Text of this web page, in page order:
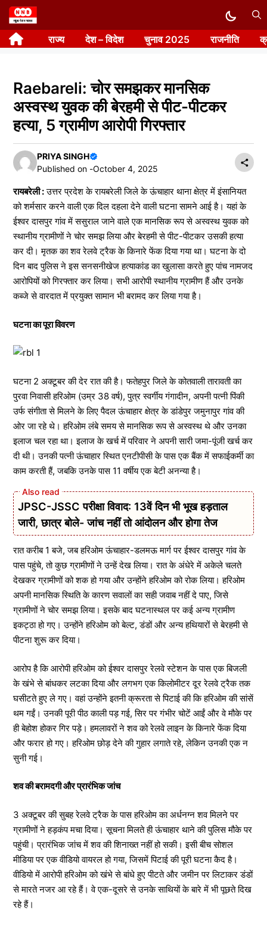
Skip
to
content राज्य देश – विदेश चुनाव 2025 राजनीति
Raebareli: चोर समझकर मानसिक
अस्वस्थ युवक की बेरहमी से पीट-पीटकर
हत्या, 5 ग्रामीण आरोपी गिरफ्तार
PRIYA SINGH
Published on -October 4, 2025
रायबरेली :उत्तर प्रदेश के रायबरेली जिले के ऊंचाहार थाना क्षेत्र में इंसानियत
को शर्मसार करने वाली एक दिल दहला देने वाली घटना सामने आई है। यहां के
ईश्वर दासपुर गांव में ससुराल जाने वाले एक मानसिक रूप से अस्वस्थ युवक को
स्थानीय ग्रामीणों ने चोर समझ लिया और बेरहमी से पीट-पीटकर उसकी हत्या
कर दी। मृतक का शव रेलवे ट्रैक के किनारे फेंक दिया गया था। घटना के दो
दिन बाद पुलिस ने इस सनसनीखेज हत्याकांड का खुलासा करते हुए पांच नामजद
आरोपियों को गिरफ्तार कर लिया। सभी आरोपी स्थानीय ग्रामीण हैं और उनके
कब्जे से वारदात में प्रयुक्त सामान भी बरामद कर लिया गया है।
घटना का पूरा विवरण
घटना 2 अक्टूबर की देर रात की है। फतेहपुर जिले के कोतवाली तारावती का
पुरवा निवासी हरिओम (उम्र 38 वर्ष), पुत्र स्वर्गीय गंगादीन, अपनी पत्नी पिंकी
उर्फ संगीता से मिलने के लिए पैदल ऊंचाहार क्षेत्र के डांडेपुर जमुनापुर गांव की
ओर जा रहे थे। हरिओम लंबे समय से मानसिक रूप से अस्वस्थ थे और उनका
इलाज चल रहा था। इलाज के खर्च में परिवार ने अपनी सारी जमा-पूंजी खर्च कर
दी थी। उनकी पत्नी ऊंचाहार स्थित एनटीपीसी के पास एक बैंक में सफाईकर्मी का
काम करती हैं, जबकि उनके पास 11 वर्षीय एक बेटी अनन्या है।
JPSC-JSSC परीक्षा विवाद: 13वें दिन भी भूख हड़ताल
जारी, छात्र बोले- जांच नहीं तो आंदोलन और होगा तेज
रात करीब 1 बजे, जब हरिओम ऊंचाहार-डलमऊ मार्ग पर ईश्वर दासपुर गांव के
पास पहुंचे, तो कुछ ग्रामीणों ने उन्हें देख लिया। रात के अंधेरे में अकेले चलते
देखकर ग्रामीणों को शक हो गया और उन्होंने हरिओम को रोक लिया। हरिओम
अपनी मानसिक स्थिति के कारण सवालों का सही जवाब नहीं दे पाए, जिसे
ग्रामीणों ने चोर समझ लिया। इसके बाद घटनास्थल पर कई अन्य ग्रामीण
इकट्ठा हो गए। उन्होंने हरिओम को बेल्ट, डंडों और अन्य हथियारों से बेरहमी से
पीटना शुरू कर दिया।
आरोप है कि आरोपी हरिओम को ईश्वर दासपुर रेलवे स्टेशन के पास एक बिजली
के खंभे से बांधकर लटका दिया और लगभग एक किलोमीटर दूर रेलवे ट्रैक तक
घसीटते हुए ले गए। वहां उन्होंने इतनी क्रूरता से पिटाई की कि हरिओम की सांसें
थम गईं। उनकी पूरी पीठ काली पड़ गई, सिर पर गंभीर चोटें आईं और वे मौके पर
ही बेहोश होकर गिर पड़े। हमलावरों ने शव को रेलवे लाइन के किनारे फेंक दिया
और फरार हो गए। हरिओम छोड़ देने की गुहार लगाते रहे, लेकिन उनकी एक न
सुनी गई।
शव की बरामदगी और प्रारंभिक जांच
3 अक्टूबर की सुबह रेलवे ट्रैक के पास हरिओम का अर्धनग्न शव मिलने पर
ग्रामीणों ने हड़कंप मचा दिया। सूचना मिलते ही ऊंचाहार थाने की पुलिस मौके पर
पहुंची। प्रारंभिक जांच में शव की शिनाख्त नहीं हो सकी। इसी बीच सोशल
मीडिया पर एक वीडियो वायरल हो गया, जिसमें पिटाई की पूरी घटना कैद है।
वीडियो में आरोपी हरिओम को खंभे से बांधे हुए पीटते और जमीन पर लिटाकर डंडों
से मारते नजर आ रहे हैं। वे एक-दूसरे से उनके साथियों के बारे में भी पूछते दिख
रहे हैं।